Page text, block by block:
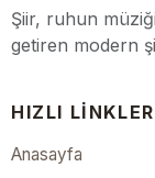
Şiir, ruhun
getiren modern
HIZLI LINKLER
Anasayfa